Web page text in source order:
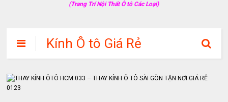
(Trang Trí Nội Thất Ô tô Các Loại)
Kính Ô tô Giá Rẻ